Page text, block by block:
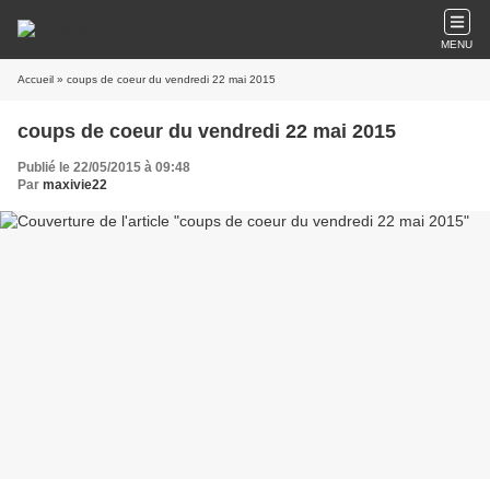
MENU
Accueil » coups de coeur du vendredi 22 mai 2015
coups de coeur du vendredi 22 mai 2015
Publié le 22/05/2015 à 09:48
Par maxivie22